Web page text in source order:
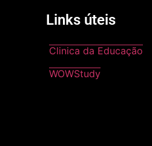
Links úteis
Clinica da Educação
WOWStudy